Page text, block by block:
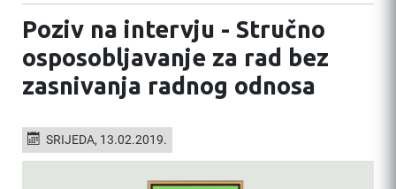
Poziv na intervju - Stručno
osposobljavanje za rad bez
zasnivanja radnog odnosa
SRIJEDA, 13.02.2019.